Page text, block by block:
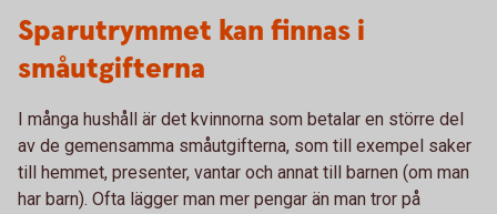
Sparutrymmet kan finnas i
småutgifterna
I många hushåll är det kvinnorna som betalar en större del
av de gemensamma småutgifterna, som till exempel saker
till hemmet, presenter, vantar och annat till barnen (om man
har barn). Ofta lägger man mer pengar än man tror på